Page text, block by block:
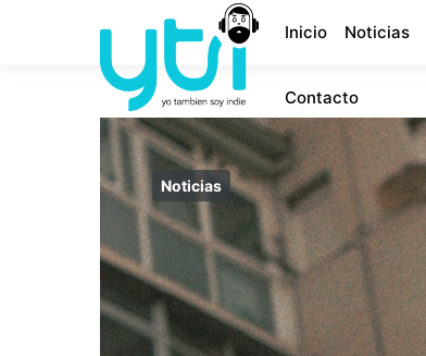
Inicio Noticias
Contacto
Noticias